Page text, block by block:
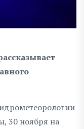
30 ноября на